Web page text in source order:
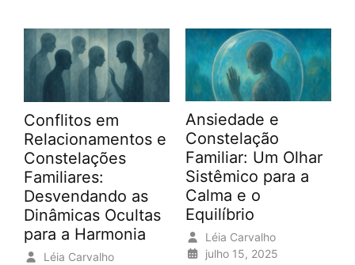
Conflitos em
Relacionamentos e
Constelações
Familiares:
Desvendando as
Dinâmicas Ocultas
para a Harmonia
Léia Carvalho
Ansiedade e
Constelação
Familiar: Um Olhar
Sistêmico para a
Calma e o
Equilíbrio
Léia Carvalho
julho 15, 2025